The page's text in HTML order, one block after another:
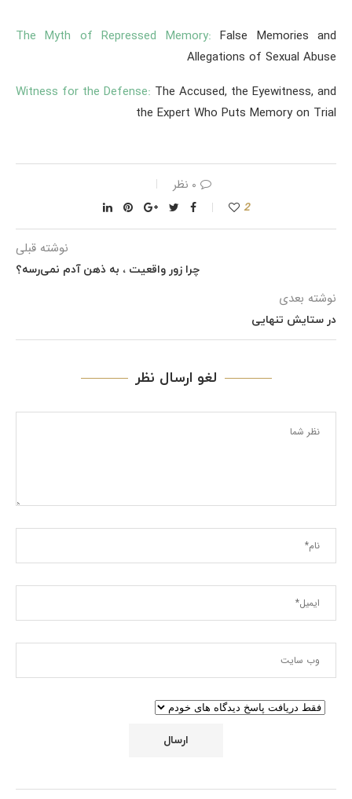
The Myth of Repressed Memory: False Memories and
Allegations of Sexual Abuse
Witness for the Defense: The Accused, the Eyewitness, and
the Expert Who Puts Memory on Trial
۰ نظر
2
نوشته قبلی
چرا زور واقعیت ،‌ به ذهن آدم نمی‌رسه؟
نوشته بعدی
در ستایش تنهایی
لغو ارسال نظر